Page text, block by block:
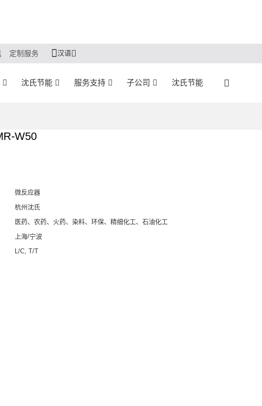
定制服务 汉语
沈氏节能 服务支持 子公司 沈氏节能
W50
微反应器
杭州沈氏
医药、农药、火药、染料、环保、精细化工、石油化工
上海/宁波
L/C, T/T